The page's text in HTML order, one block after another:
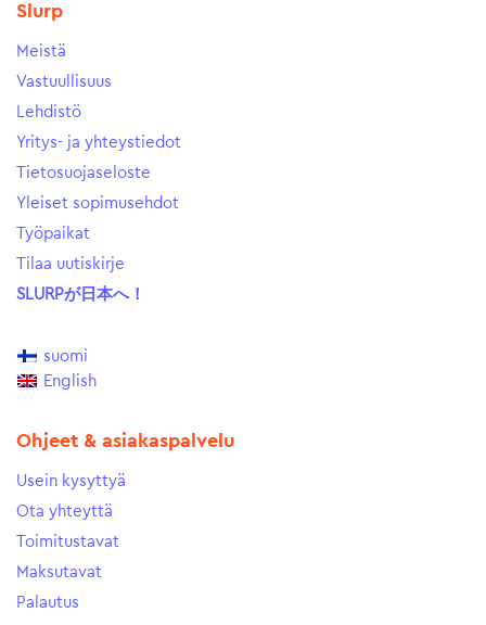
Slurp
Meistä
Vastuullisuus
Lehdistö
Yritys- ja yhteystiedot
Tietosuojaseloste
Yleiset sopimusehdot
Työpaikat
Tilaa uutiskirje
SLURPが日本へ！
suomi
English
Ohjeet & asiakaspalvelu
Usein kysyttyä
Ota yhteyttä
Toimitustavat
Maksutavat
Palautus